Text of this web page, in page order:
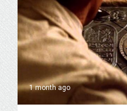
1 month ago